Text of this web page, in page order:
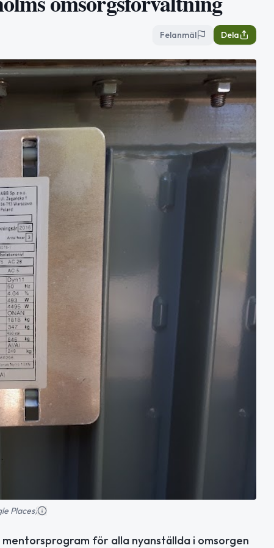
Felanmäl Dela
Places)
för alla nyanställda i omsorgen